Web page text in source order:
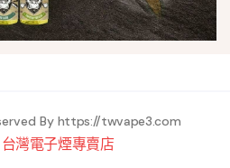
By https://twvape3.com
灣電子煙專賣店